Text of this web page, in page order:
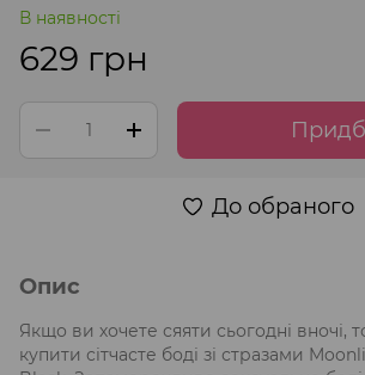
В наявності
629 грн
До обраного
Опис
Якщо ви хочете сяяти сьогодні вночі,
купити сітчасте боді зі стразами